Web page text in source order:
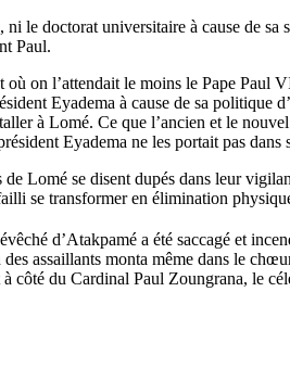
le doctorat universitaire à cause de
Paul.
on l’attendait le moins le Pape
Eyadema à cause de sa
à Lomé. Ce que l’ancien et le
Eyadema ne les portait pas dans
Lomé se disent dupés dans leur
se transformer en élimination
d’Atakpamé a été saccagé et
assaillants monta même dans le
côté du Cardinal Paul Zoungrana, le